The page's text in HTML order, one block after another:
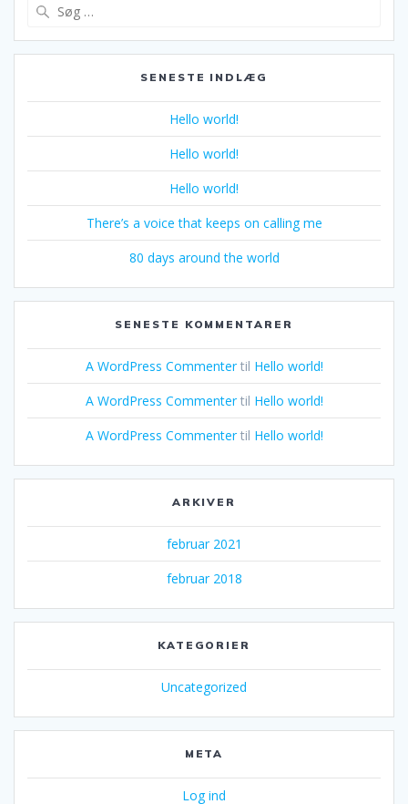
SENESTE INDLÆG
Hello world!
Hello world!
Hello world!
There’s a voice that keeps on calling me
80 days around the world
SENESTE KOMMENTARER
A WordPress Commentertil Hello world!
A WordPress Commentertil Hello world!
A WordPress Commentertil Hello world!
ARKIVER
februar 2021
februar 2018
KATEGORIER
Uncategorized
META
Log ind